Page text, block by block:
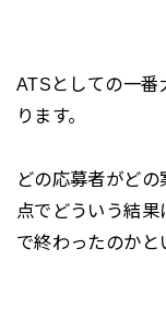
ATSとしての一番
ります。
どの応募者がど
点でどういう結
で終わったのかと